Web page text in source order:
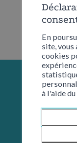
En
site,
cookies
à l'aide